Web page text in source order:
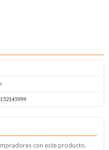
con este producto.